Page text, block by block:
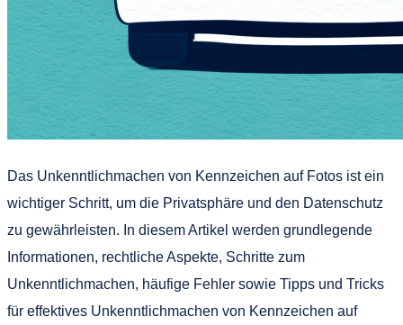
Das Unkenntlichmachen von Kennzeichen auf Fotos ist ein
wichtiger Schritt, um die Privatsphäre und den Datenschutz
zu gewährleisten. In diesem Artikel werden grundlegende
Informationen, rechtliche Aspekte, Schritte zum
Unkenntlichmachen, häufige Fehler sowie Tipps und Tricks
für effektives Unkenntlichmachen von Kennzeichen auf